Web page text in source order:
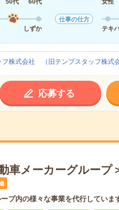
50代 60代
女性
しずか
仕事の仕方
テキ
株式会社 （旧テンプスタッフ株式会
応募する
車メーカーグループ
プ内の様々な事業を代行していま